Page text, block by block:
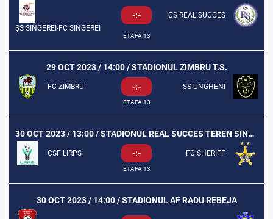
ȘS SÎNGEREI-FC SÎNGEREI
-:- CS REAL SUCCES
ETAPA 13
29 OCT 2023 / 14:00 / STADIONUL ZIMBRU T.S.
FC ZIMBRU -:- ȘS UNGHENI
ETAPA 13
30 OCT 2023 / 13:00 / STADIONUL REAL SUCCES TEREN SINTETIC
CSF LIRPS -:- FC SHERIFF
ETAPA 13
30 OCT 2023 / 14:00 / STADIONUL AF RADU REBEJA